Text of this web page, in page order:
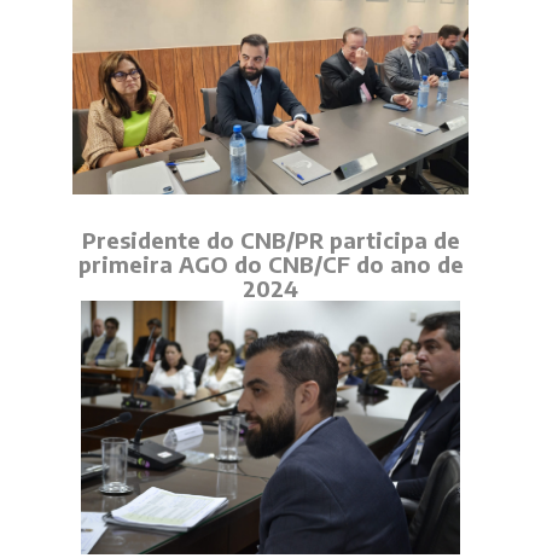
Presidente do CNB/PR participa de
primeira AGO do CNB/CF do ano de
2024